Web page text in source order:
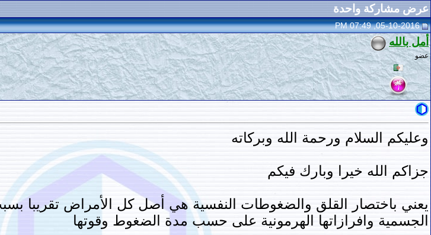
عرض مشاركة واحدة
05-10-2016, 07:49 PM
أمل بالله
عضو
وعليكم السلام ورحمة الله وبركاته
جزاكم الله خيرا وبارك فيكم
يعني باختصار القلق والضغوطات النفسية هي أصل كل الأمراض تقريبا
الجسمية وافرازاتها الهرمونية على حسب مدة الضغوط وقوتها